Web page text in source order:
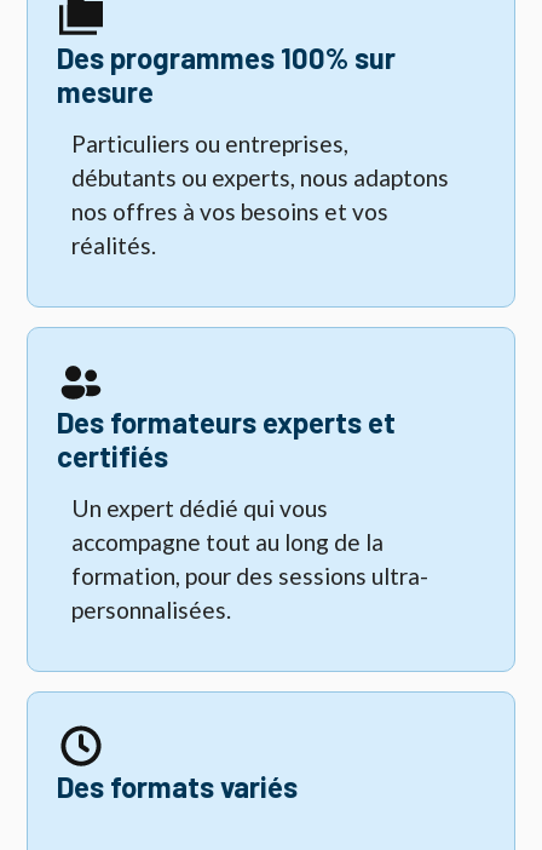
Des programmes 100% sur
mesure
Particuliers ou entreprises,
débutants ou experts, nous adaptons
nos offres à vos besoins et vos
réalités.
Des formateurs experts et
certifiés
Un expert dédié qui vous
accompagne tout au long de la
formation, pour des sessions ultra-
personnalisées.
Des formats variés